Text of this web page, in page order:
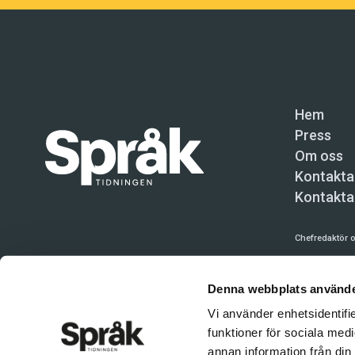
Denna webbplats
Vi använder
funktioner för sociala
annan information från
Hem
Press
Om oss
Chefredaktör
Kundtjänst
Användning
tillåten.